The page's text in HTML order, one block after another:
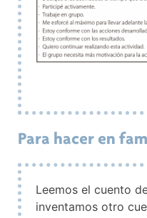
Para hacer en
Leemos el cuento
inventamos otro